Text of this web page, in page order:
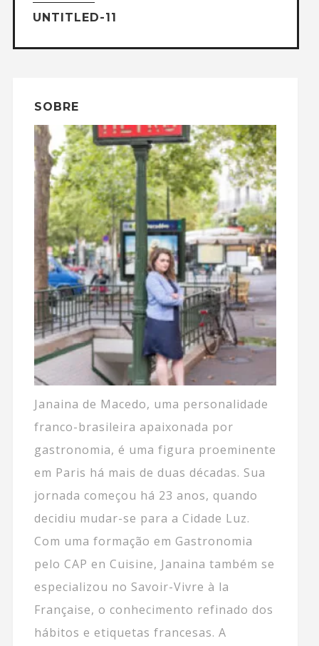
UNTITLED-11
SOBRE
Janaina de Macedo, uma personalidade
franco-brasileira apaixonada por
gastronomia, é uma figura proeminente
em Paris há mais de duas décadas. Sua
jornada começou há 23 anos, quando
decidiu mudar-se para a Cidade Luz.
Com uma formação em Gastronomia
pelo CAP en Cuisine, Janaina também se
especializou no Savoir-Vivre à la
Française, o conhecimento refinado dos
hábitos e etiquetas francesas. A